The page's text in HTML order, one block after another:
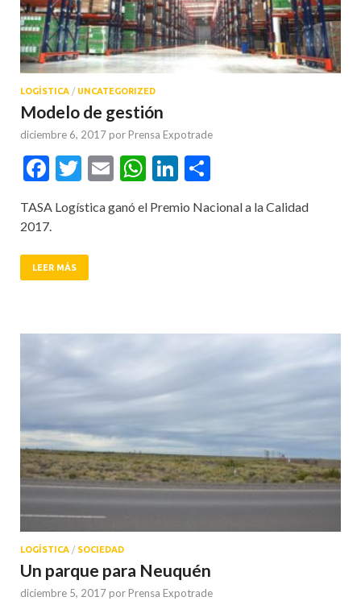
LOGÍSTICA / UNCATEGORIZED
Modelo de gestión
diciembre 6, 2017 por Prensa Expotrade
Facebook
Twitter
EmailWhatsApp
LinkedIn
TASA Logística ganó el Premio Nacional a la Calidad
2017.
LEER MÁS
LOGÍSTICA / SOCIEDAD
Un parque para Neuquén
diciembre 5, 2017 por Prensa Expotrade